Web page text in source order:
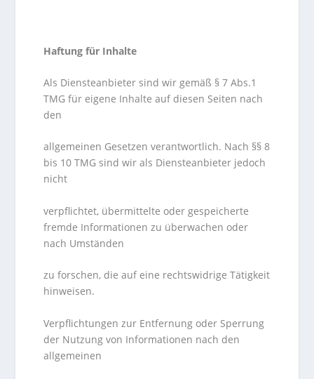
Haftung für Inhalte
Als Diensteanbieter sind wir gemäß § 7 Abs.1
TMG für eigene Inhalte auf diesen Seiten nach
den
allgemeinen Gesetzen verantwortlich. Nach §§ 8
bis 10 TMG sind wir als Diensteanbieter jedoch
nicht
verpflichtet, übermittelte oder gespeicherte
fremde Informationen zu überwachen oder
nach Umständen
zu forschen, die auf eine rechtswidrige Tätigkeit
hinweisen.
Verpflichtungen zur Entfernung oder Sperrung
der Nutzung von Informationen nach den
allgemeinen